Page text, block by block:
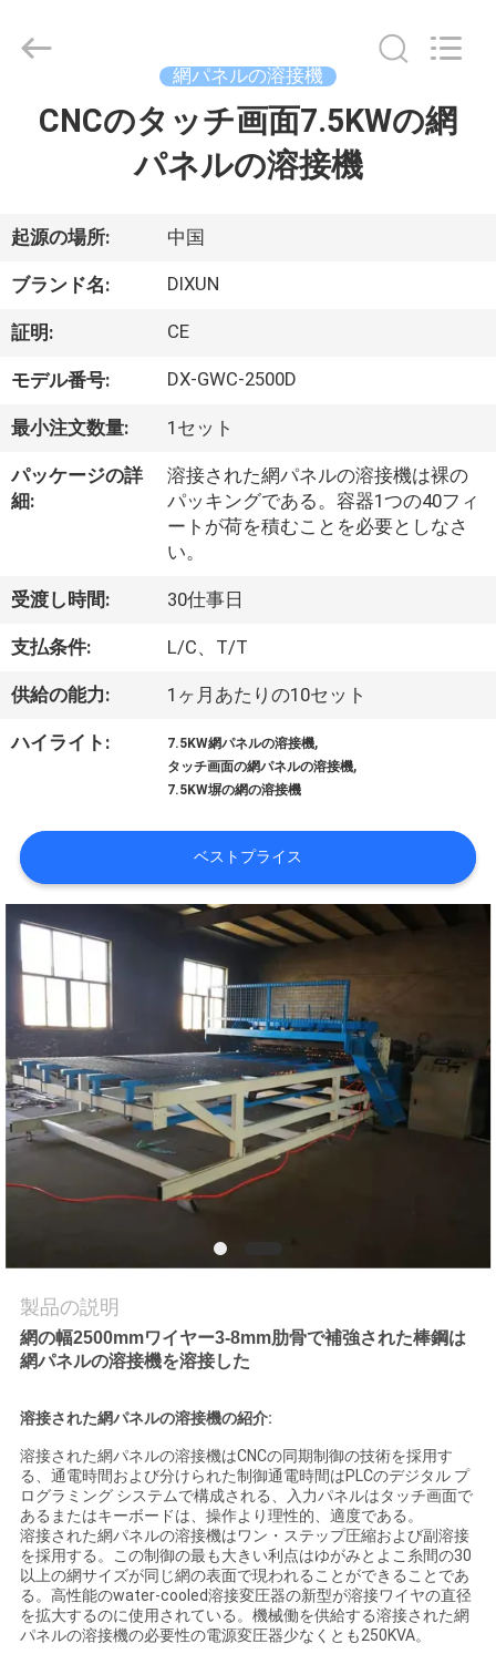
品
VR
ー
に
つ
い
て
場
旅
行
品
質
管
理
に
連
絡
し
な
さ
い
Anping
Dixun
網パネルの溶接機
CNCのタッチ画面7.5KWの網
パネルの溶接機
起源の場所: 中国
ブランド名: DIXUN
証明: CE
モデル番号: DX-GWC-2500D
最小注文数量: 1セット
パッケージの詳
細:
溶接された網パネルの溶接機は裸の
パッキングである。容器1つの40フィ
ートが荷を積むことを必要としなさ
い。
受渡し時間: 30仕事日
支払条件: L/C、T/T
供給の能力: 1ヶ月あたりの10セット
ハイライト: 7.5KW網パネルの溶接機,
タッチ画面の網パネルの溶接機,
7.5KW塀の網の溶接機
ベストプライス
製品の説明
網の幅2500mmワイヤー3-8mm肋骨で補強された棒鋼は
網パネルの溶接機を溶接した
溶接された網パネルの溶接機の紹介:
溶接された網パネルの溶接機はCNCの同期制御の技術を採用す
る、通電時間および分けられた制御通電時間はPLCのデジタル プ
ログラミング システムで構成される、入力パネルはタッチ画面で
あるまたはキーボードは、操作より理性的、適度である。
溶接された網パネルの溶接機はワン・ステップ圧縮および副溶接
を採用する。この制御の最も大きい利点はゆがみとよこ糸間の30
以上の網サイズが同じ網の表面で現われることができることであ
る。高性能のwater-cooled溶接変圧器の新型が溶接ワイヤの直径
を拡大するのに使用されている。機械働を供給する溶接された網
パネルの溶接機の必要性の電源変圧器少なくとも250KVA。